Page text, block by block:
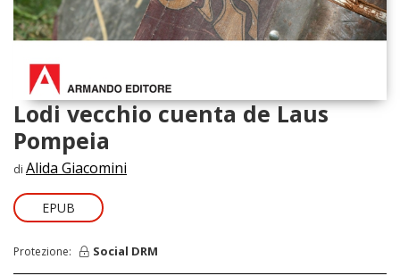
Lodi vecchio cuenta de Laus
Pompeia
di Alida Giacomini
EPUB
Protezione: Social DRM